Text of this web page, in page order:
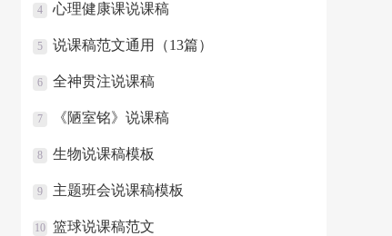
4 心理健康课说课稿
5 说课稿范文通用（13篇）
6 全神贯注说课稿
7 《陋室铭》说课稿
8 生物说课稿模板
9 主题班会说课稿模板
10 篮球说课稿范文